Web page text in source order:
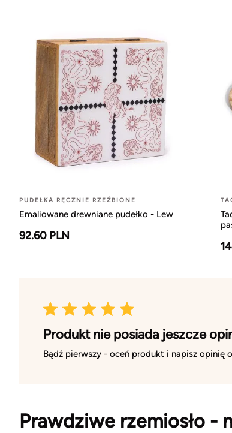
PUDEŁKA RĘCZNIE RZEŹBIONE
Emaliowane drewniane pudełko - Lew
92.60 PLN
Produkt nie posiada jeszcze
Bądź pierwszy - oceń produkt i napisz opinię
Prawdziwe rzemiosło -